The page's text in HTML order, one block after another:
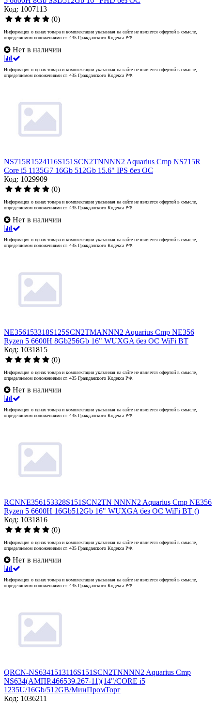
Код: 1007113
(0)
Информация о ценах товара и комплектации указанная на сайте не является офертой в смысле,
определяемом положениями ст. 435 Гражданского Кодекса РФ.
Нет в наличии
Информация о ценах товара и комплектации указанная на сайте не является офертой в смысле,
определяемом положениями ст. 435 Гражданского Кодекса РФ.
NS715R1524116S151SCN2TNNNN2 Aquarius Cmp NS715R
Core i5 1135G7 16Gb 512Gb 15.6" IPS без ОС
Код: 1029909
(0)
Информация о ценах товара и комплектации указанная на сайте не является офертой в смысле,
определяемом положениями ст. 435 Гражданского Кодекса РФ.
Нет в наличии
Информация о ценах товара и комплектации указанная на сайте не является офертой в смысле,
определяемом положениями ст. 435 Гражданского Кодекса РФ.
NE356153318S125SCN2TMANNN2 Aquarius Cmp NE356
Ryzen 5 6600H 8Gb256Gb 16" WUXGA без ОС WiFi BT
Код: 1031815
(0)
Информация о ценах товара и комплектации указанная на сайте не является офертой в смысле,
определяемом положениями ст. 435 Гражданского Кодекса РФ.
Нет в наличии
Информация о ценах товара и комплектации указанная на сайте не является офертой в смысле,
определяемом положениями ст. 435 Гражданского Кодекса РФ.
RCNNE356153328S151SCN2TN NNNN2 Aquarius Cmp NE356
Ryzen 5 6600H 16Gb512Gb 16" WUXGA без ОС WiFi BT ()
Код: 1031816
(0)
Информация о ценах товара и комплектации указанная на сайте не является офертой в смысле,
определяемом положениями ст. 435 Гражданского Кодекса РФ.
Нет в наличии
Информация о ценах товара и комплектации указанная на сайте не является офертой в смысле,
определяемом положениями ст. 435 Гражданского Кодекса РФ.
QRCN-NS6341513116S151SCN2TNNNN2 Aquarius Cmp
NS634(АМПР.466539.267-11)(14"/CORE i5
1235U/16Gb/512GB/МинПромТорг
Код: 1036211